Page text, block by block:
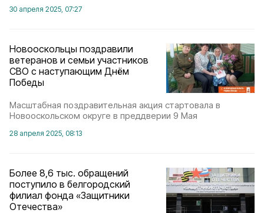
30 апреля 2025, 07:27
Новооскольцы поздравили
ветеранов и семьи участников
СВО с наступающим Днём
Победы
Масштабная поздравительная акция стартовала в
Новооскольском округе в преддверии 9 Мая
28 апреля 2025, 08:13
Более 8,6 тыс. обращений
поступило в белгородский
филиал фонда «Защитники
Отечества»